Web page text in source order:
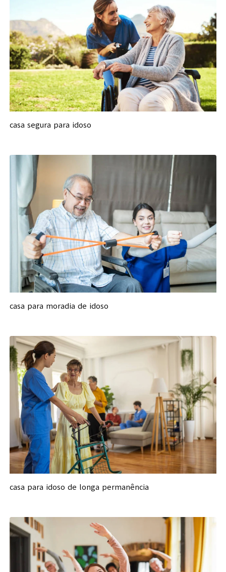
casa segura para idoso
casa para moradia de idoso
casa para idoso de longa permanência